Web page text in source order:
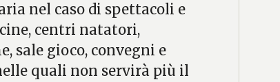
nel caso di spettacoli e
centri natatori,
sale gioco, convegni e
quali non servirà più il